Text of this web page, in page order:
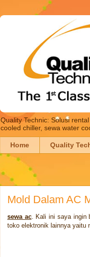
Quality Technic: Solusi
cooled chiller, sewa water
Home Quality
Mold Dalam AC
sewa ac. Kali ini saya ingin
toko elektronik lainnya yaitu